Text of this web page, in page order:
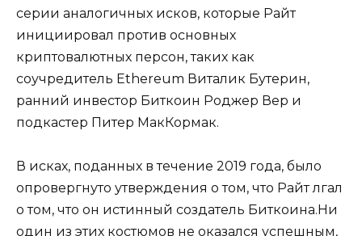
серии аналогичных исков, которые Райт
инициировал против основных
криптовалютных персон, таких как
соучредитель Ethereum Виталик Бутерин,
ранний инвестор Биткоин Роджер Вер и
подкастер Питер МакКормак.
В исках, поданных в течение 2019 года, было
опровергнуто утверждения о том, что Райт лгал
о том, что он истинный создатель Биткоина.Ни
один из этих костюмов не оказался успешным,